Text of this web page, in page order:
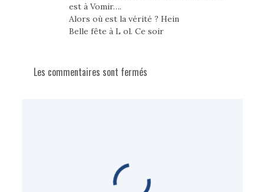
est à Vomir….
Alors où est la vérité ? Hein
Belle fête à L ol. Ce soir
Les commentaires sont fermés